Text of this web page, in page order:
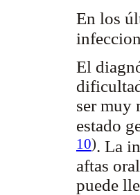
En los
El
ser muy
estado
10). La
aftas
puede